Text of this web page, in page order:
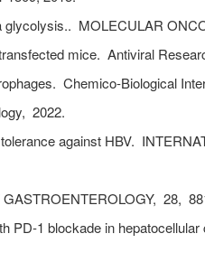
glycolysis.. MOLECULAR
mice. Antiviral
Chemico-Biological
2022.
against HBV.
28,
PD-1 blockade in hepatocellular